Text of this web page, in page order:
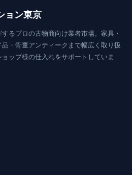
ョン東京
るプロの古物商向け業者市場。家具・
・骨董アンティークまで幅広く取り扱
ップ様の仕入れをサポートしていま